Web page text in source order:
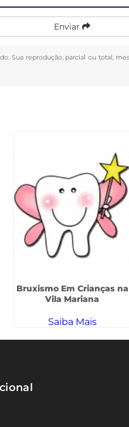
Enviar
Sua reprodução, parcial ou total,
Bruxismo Em Crianças na
Vila Mariana
Saiba Mais